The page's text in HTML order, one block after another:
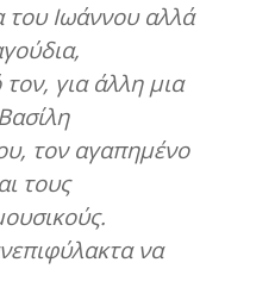
του Ιωάννου αλλά
για άλλη μια
τον αγαπημένο
τους
να